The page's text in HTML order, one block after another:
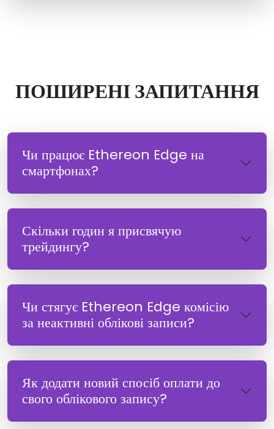
ПОШИРЕНІ ЗАПИТАННЯ
Чи працює Ethereon Edge на
смартфонах?
Скільки годин я присвячую
трейдингу?
Чи стягує Ethereon Edge комісію
за неактивні облікові записи?
Як додати новий спосіб оплати до
свого облікового запису?